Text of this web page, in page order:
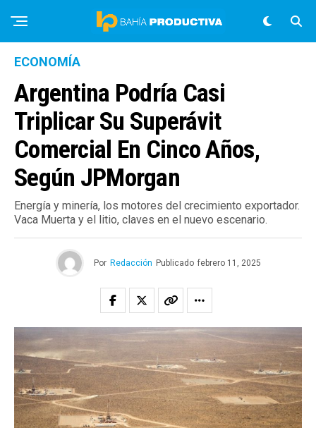
ECONOMÍA
Argentina Podría Casi
Triplicar Su Superávit
Comercial En Cinco Años,
Según JPMorgan
Energía y minería, los motores del crecimiento exportador.
Vaca Muerta y el litio, claves en el nuevo escenario.
Por Redacción Publicado febrero 11, 2025